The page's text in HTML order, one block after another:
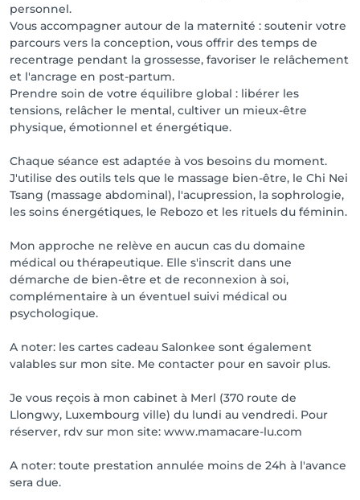
personnel.
Vous accompagner autour de la maternité : soutenir votre
parcours vers la conception, vous offrir des temps de
recentrage pendant la grossesse, favoriser le relâchement
et l'ancrage en post-partum.
Prendre soin de votre équilibre global : libérer les
tensions, relâcher le mental, cultiver un mieux-être
physique, émotionnel et énergétique.
Chaque séance est adaptée à vos besoins du moment.
J'utilise des outils tels que le massage bien-être, le Chi Nei
Tsang (massage abdominal), l'acupression, la sophrologie,
les soins énergétiques, le Rebozo et les rituels du féminin.
Mon approche ne relève en aucun cas du domaine
médical ou thérapeutique. Elle s'inscrit dans une
démarche de bien-être et de reconnexion à soi,
complémentaire à un éventuel suivi médical ou
psychologique.
A noter: les cartes cadeau Salonkee sont également
valables sur mon site. Me contacter pour en savoir plus.
Je vous reçois à mon cabinet à Merl (370 route de
Llongwy, Luxembourg ville) du lundi au vendredi. Pour
réserver, rdv sur mon site: www.mamacare-lu.com
A noter: toute prestation annulée moins de 24h à l'avance
sera due.